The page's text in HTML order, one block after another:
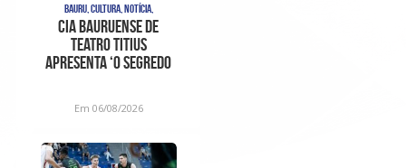
BAURU, CULTURA, NOTÍCIA,
Cia bauruense de
teatro Titius
apresenta ‘O Segredo
Em 06/08/2026